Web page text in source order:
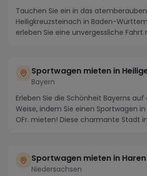
Tauchen Sie ein in das
Heiligkreuzsteinach in Baden-
erleben Sie eine unvergessliche
Sportwagen mieten in
Bayern
Erleben Sie die Schönheit Bayerns
Weise, indem Sie einen Sportwagen
OFr. mieten! Diese charmante Stadt
Sportwagen mieten in Haren
Niedersachsen